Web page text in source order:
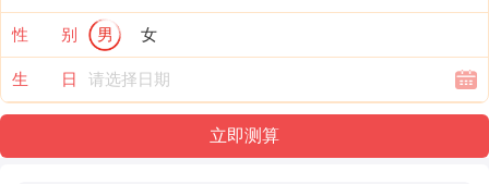
性 别 男 女
生 日